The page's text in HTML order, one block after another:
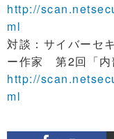
http://
ml
対談：サイバーセ
ー作家 第2回「内
http://
ml